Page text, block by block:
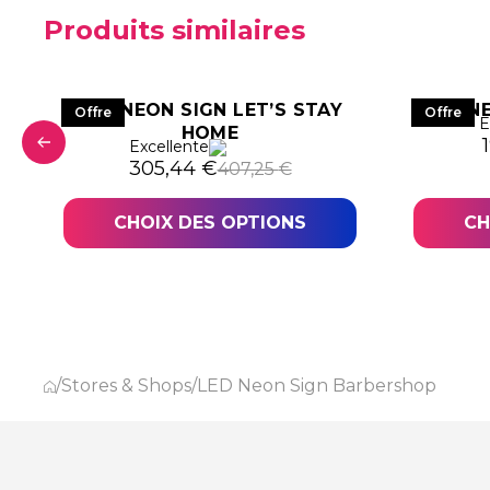
Produits similaires
€.
€.
Offre
LED NEON SIGN LET’S STAY
HOME
Excellente
407,25€
Le prix initial était : 407,25 €.
305,44 €
Le prix actuel est : 305,44 €.
CHOIX DES OPTIONS
Offre
LED
/Stores & Shops/LED Neon Sign Barbershop